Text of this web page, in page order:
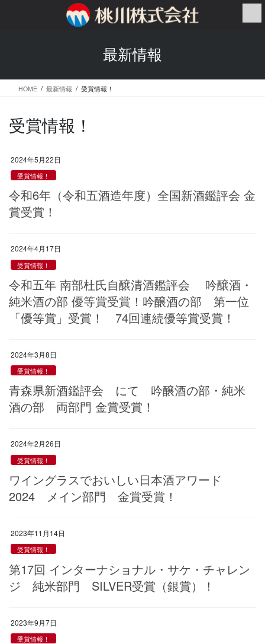
ス
ン
最新情報
HOME 最新情報 受賞情報！
受賞情報！
2024年5月22日
受賞情報！
令和6年（令和五酒造年度）全国新酒鑑評会 金
賞受賞！
2024年4月17日
受賞情報！
令和五年 南部杜氏自醸清酒鑑評会 吟醸酒・
純米酒の部 優等賞受賞！吟醸酒の部 第一位
「優等賞」受賞！ 74回連続優等賞受賞！
2024年3月8日
受賞情報！
青森県新酒鑑評会 にて 吟醸酒の部・純米
酒の部 両部門 金賞受賞！
2024年2月26日
受賞情報！
ワイングラスでおいしい日本酒アワード
2024 メイン部門 金賞受賞！
2023年11月14日
受賞情報！
第17回 インターナショナル・サケ・チャレン
ジ 純米部門 SILVER受賞（銀賞）！
2023年9月7日
受賞情報！